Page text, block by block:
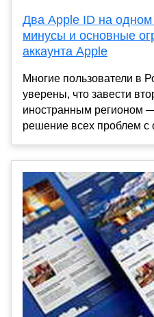
Два Apple ID на
минусы и основные
аккаунта Apple
Многие пользователи в
уверены, что завести
иностранным регионом
решение всех проблем с